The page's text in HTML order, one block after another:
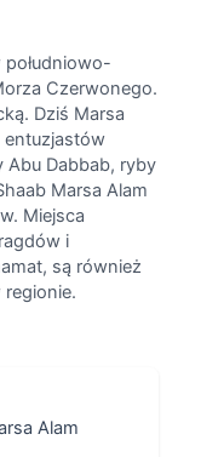
Czerwonego.
Dziś Marsa
entuzjastów
Abu Dabbab, ryby
Marsa Alam
Miejsca
i
są również
Alam